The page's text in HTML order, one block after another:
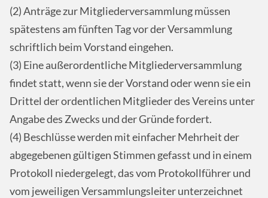
(2) Anträge zur Mitgliederversammlung müssen
spätestens am fünften Tag vor der Versammlung
schriftlich beim Vorstand eingehen.
(3) Eine außerordentliche Mitgliederversammlung
findet statt, wenn sie der Vorstand oder wenn sie ein
Drittel der ordentlichen Mitglieder des Vereins unter
Angabe des Zwecks und der Gründe fordert.
(4) Beschlüsse werden mit einfacher Mehrheit der
abgegebenen gültigen Stimmen gefasst und in einem
Protokoll niedergelegt, das vom Protokollführer und
vom jeweiligen Versammlungsleiter unterzeichnet